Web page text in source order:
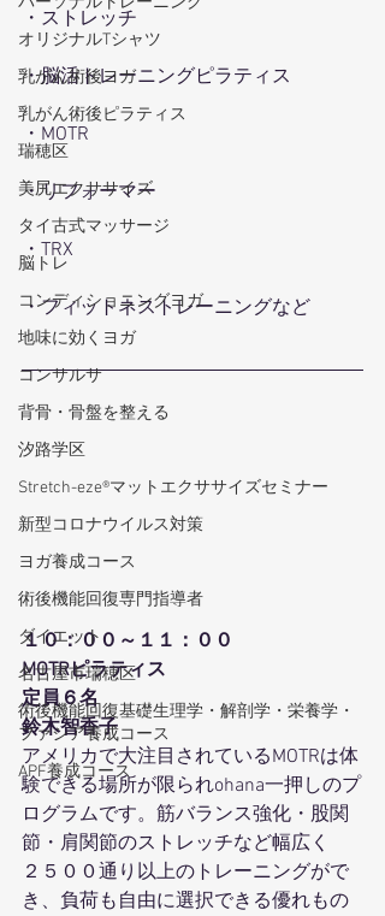
オリジナルTシャツ
乳がん術後ヨガ
乳がん術後ピラティス
瑞穂区
美尻エクササイズ
タイ古式マッサージ
脳トレ
コンディショニングヨガ
地味に効くヨガ
コンサルサ
背骨・骨盤を整える
汐路学区
Stretch-eze®マットエクササイズセミナー
新型コロナウイルス対策
ヨガ養成コース
術後機能回復専門指導者
ダイエット
名古屋市瑞穂区
術後機能回復基礎生理学・解剖学・栄養学・
ファシア養成コース
APF養成コース
・ストレッチ
・脳活トレーニングピラティス
・MOTR
・リフォーマー
・TRX
・フィットネストレーニングなど
１０：００～１１：００
MOTRピラティス
定員６名
鈴木智香子
アメリカで大注目されているMOTRは体
験できる場所が限られohana一押しのプ
ログラムです。筋バランス強化・股関
節・肩関節のストレッチなど幅広く
２５００通り以上のトレーニングがで
き、負荷も自由に選択できる優れもの